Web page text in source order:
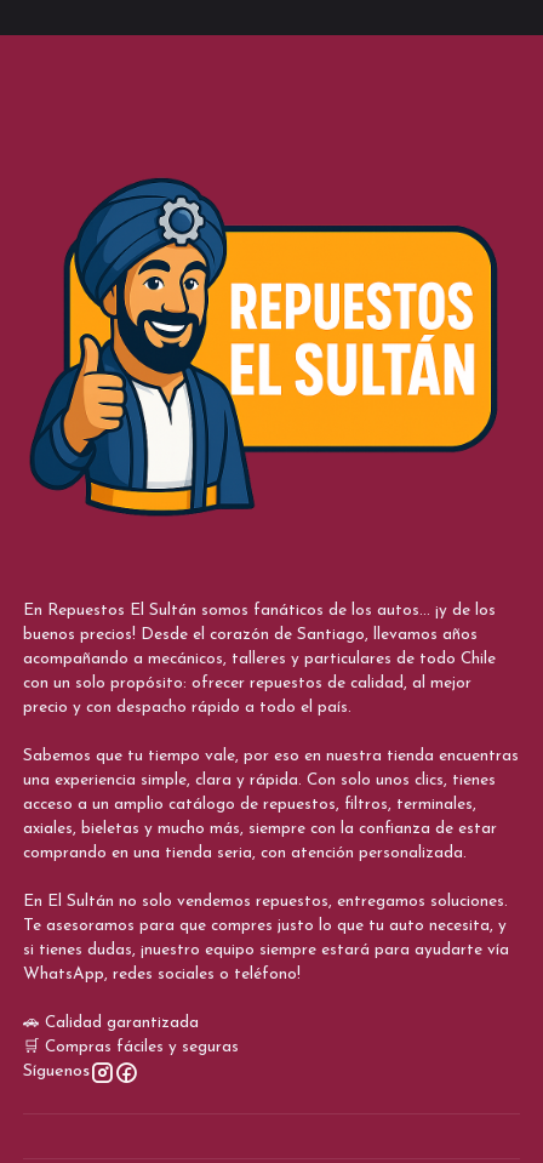
En Repuestos El Sultán somos fanáticos de los autos... ¡y de los
buenos precios! Desde el corazón de Santiago, llevamos años
acompañando a mecánicos, talleres y particulares de todo Chile
con un solo propósito: ofrecer repuestos de calidad, al mejor
precio y con despacho rápido a todo el país.
Sabemos que tu tiempo vale, por eso en nuestra tienda encuentras
una experiencia simple, clara y rápida. Con solo unos clics, tienes
acceso a un amplio catálogo de repuestos, filtros, terminales,
axiales, bieletas y mucho más, siempre con la confianza de estar
comprando en una tienda seria, con atención personalizada.
En El Sultán no solo vendemos repuestos, entregamos soluciones.
Te asesoramos para que compres justo lo que tu auto necesita, y
si tienes dudas, ¡nuestro equipo siempre estará para ayudarte vía
WhatsApp, redes sociales o teléfono!
🚗 Calidad garantizada
🛒 Compras fáciles y seguras
Síguenos